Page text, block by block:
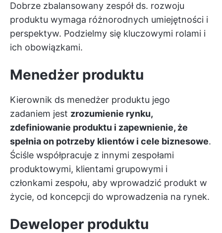
Dobrze zbalansowany zespół ds. rozwoju
produktu wymaga różnorodnych umiejętności i
perspektyw. Podzielmy się kluczowymi rolami i
ich obowiązkami.
Menedżer produktu
Kierownik ds menedżer produktu jego
zadaniem jest zrozumienie rynku,
zdefiniowanie produktu i zapewnienie, że
spełnia on potrzeby klientów i cele biznesowe.
Ściśle współpracuje z innymi zespołami
produktowymi, klientami grupowymi i
członkami zespołu, aby wprowadzić produkt w
życie, od koncepcji do wprowadzenia na rynek.
Deweloper produktu